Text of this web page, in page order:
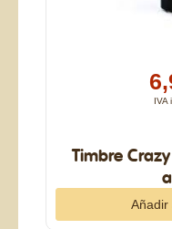
IVA
Timbre